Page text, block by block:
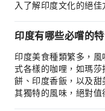
入了解印度文化的絕佳
印度有哪些必嚐的
印度美食種類繁多，
式各樣的咖哩，如瑪
餅、印度香飯，以及
其獨特的風味，絕對值